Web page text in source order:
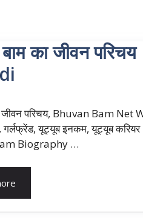
का जीवन परिचय
जीवन परिचय, Bhuvan Bam Net
गर्लफ्रेंड, यूट्यूब इनकम, यूट्यूब
Biography …